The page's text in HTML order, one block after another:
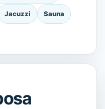
Jacuzzi Sauna